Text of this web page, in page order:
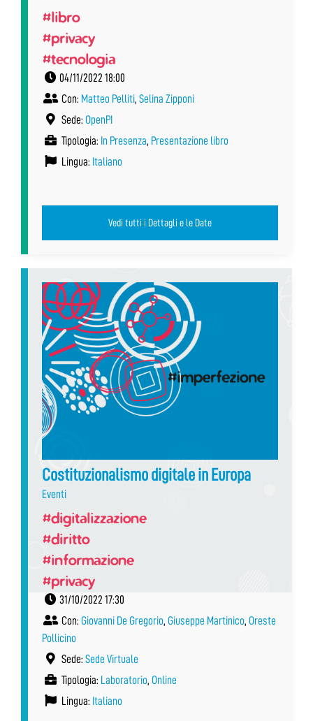
#libro
#privacy
#tecnologia
04/11/2022 18:00
Con: Matteo Pelliti, Selina Zipponi
Sede: OpenPI
Tipologia: In Presenza, Presentazione libro
Lingua: Italiano
Vedi tutti i Dettagli e le Date
Costituzionalismo digitale in Europa
Eventi
#digitalizzazione
#diritto
#informazione
#privacy
31/10/2022 17:30
Con: Giovanni De Gregorio, Giuseppe Martinico, Oreste
Pollicino
Sede: Sede Virtuale
Tipologia: Laboratorio, Online
Lingua: Italiano